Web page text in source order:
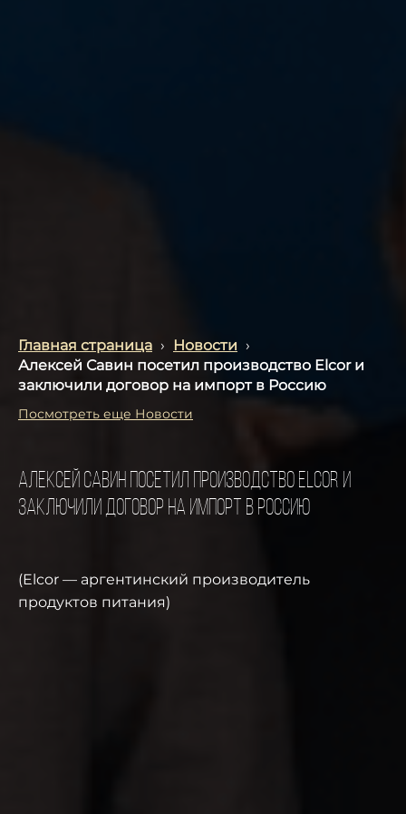
Главная страница › Новости ›
Алексей Савин посетил производство Elcor и
заключили договор на импорт в Россию
Посмотреть еще Новости
Алексей Савин посетил производство Elcor и
заключили договор на импорт в Россию
(Elcor — аргентинский производитель
продуктов питания)